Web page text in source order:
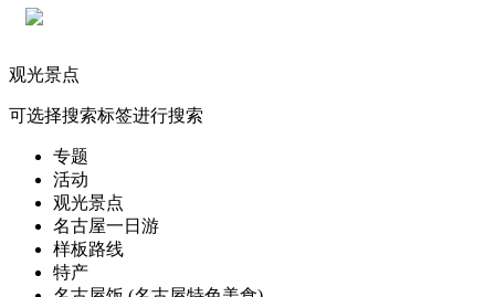
观光景点
可选择搜索标签进行搜索
专题
活动
观光景点
名古屋一日游
样板路线
特产